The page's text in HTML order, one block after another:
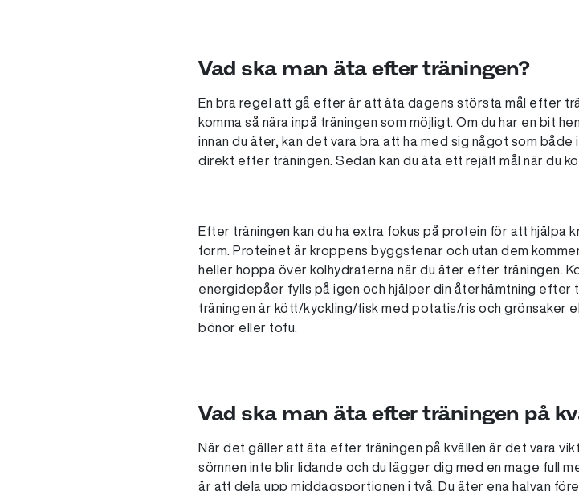
Vad ska man äta efter träningen?
En bra regel att gå efter är att äta dagens största mål efter
komma så nära inpå träningen som möjligt. Om du har en bit
innan du äter, kan det vara bra att ha med sig något som
direkt efter träningen. Sedan kan du äta ett rejält mål när du
Efter träningen kan du ha extra fokus på protein för att hjälpa
form. Proteinet är kroppens byggstenar och utan dem
heller hoppa över kolhydraterna när du äter efter träningen.
energidepåer fylls på igen och hjälper din återhämtning efter
träningen är kött/kyckling/fisk med potatis/ris och grönsaker
bönor eller tofu.
Vad ska man äta efter träningen på
När det gäller att äta efter träningen på kvällen är det vara
sömnen inte blir lidande och du lägger dig med en mage full
är att dela upp middagsportionen i två. Du äter ena halvan